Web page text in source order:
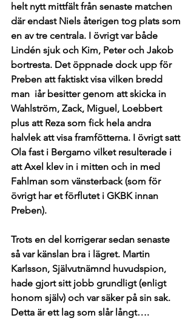
helt nytt mittfält från senaste matchen
där endast Niels återigen tog plats som
en av tre centrala. I övrigt var både
Lindén sjuk och Kim, Peter och Jakob
bortresta. Det öppnade dock upp för
Preben att faktiskt visa vilken bredd
man  iår besitter genom att skicka in
Wahlström, Zack, Miguel, Loebbert
plus att Reza som fick hela andra
halvlek att visa framfötterna. I övrigt satt
Ola fast i Bergamo vilket resulterade i
att Axel klev in i mitten och in med
Fahlman som vänsterback (som för
övrigt har et förflutet i GKBK innan
Preben).
Trots en del korrigerar sedan senaste
så var känslan bra i lägret. Martin
Karlsson, Självutnämnd huvudspion,
hade gjort sitt jobb grundligt (enligt
honom själv) och var säker på sin sak.
Detta är ett lag som slår långt….